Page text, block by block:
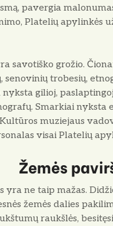
pavergia
Platelių apylinkės
savotiško grožio.
trobesių,
gilioj,
Smarkiai nyksta
muziejaus
visai Platelių
Žemės
ne taip mažas.
žemės dalies
raukšlės,